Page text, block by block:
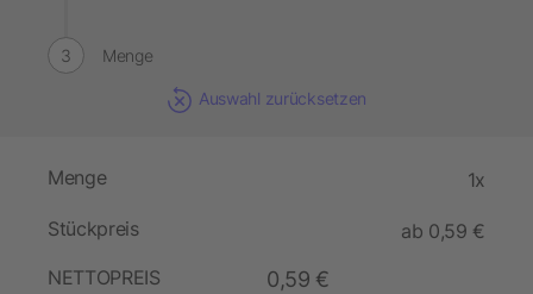
Menge
Auswahl zurücksetzen
Menge 1x
Stückpreis
ab 0,59 €
NETTOPREIS
0,59 €